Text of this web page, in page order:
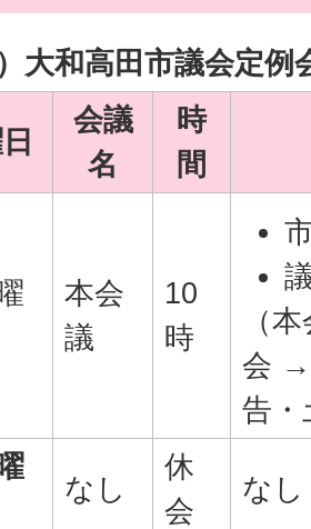
大和高田市議会定例
会議
名
時
間
本会
議
10
時
（
会 →
告・
なし
休
会
なし